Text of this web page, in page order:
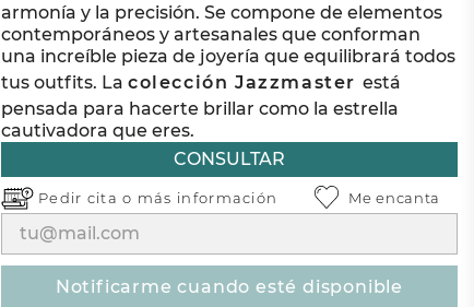
armonía y la precisión. Se compone de elementos
contemporáneos y artesanales que conforman
una increíble pieza de joyería que equilibrará todos
tus outfits. La colección Jazzmaster está
pensada para hacerte brillar como la estrella
cautivadora que eres.
CONSULTAR
Pedir cita o más información
notificarme cuando esté disponible
Me encanta